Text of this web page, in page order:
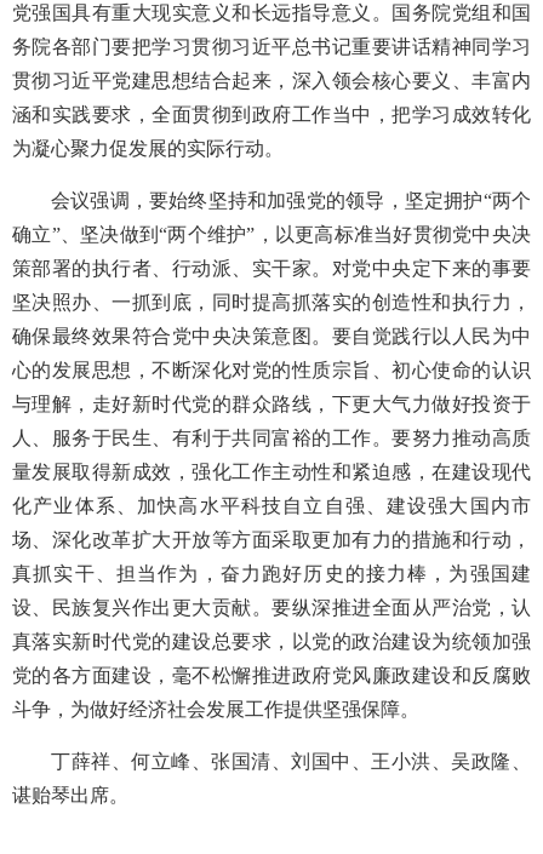
党强国具有重大现实意义和长远指导意义。国务院党组和国
务院各部门要把学习贯彻习近平总书记重要讲话精神同学习
贯彻习近平党建思想结合起来，深入领会核心要义、丰富内
涵和实践要求，全面贯彻到政府工作当中，把学习成效转化
为凝心聚力促发展的实际行动。
会议强调，要始终坚持和加强党的领导，坚定拥护“两个
确立”、坚决做到“两个维护”，以更高标准当好贯彻党中央决
策部署的执行者、行动派、实干家。对党中央定下来的事要
坚决照办、一抓到底，同时提高抓落实的创造性和执行力，
确保最终效果符合党中央决策意图。要自觉践行以人民为中
心的发展思想，不断深化对党的性质宗旨、初心使命的认识
与理解，走好新时代党的群众路线，下更大气力做好投资于
人、服务于民生、有利于共同富裕的工作。要努力推动高质
量发展取得新成效，强化工作主动性和紧迫感，在建设现代
化产业体系、加快高水平科技自立自强、建设强大国内市
场、深化改革扩大开放等方面采取更加有力的措施和行动，
真抓实干、担当作为，奋力跑好历史的接力棒，为强国建
设、民族复兴作出更大贡献。要纵深推进全面从严治党，认
真落实新时代党的建设总要求，以党的政治建设为统领加强
党的各方面建设，毫不松懈推进政府党风廉政建设和反腐败
斗争，为做好经济社会发展工作提供坚强保障。
丁薛祥、何立峰、张国清、刘国中、王小洪、吴政隆、
谌贻琴出席。